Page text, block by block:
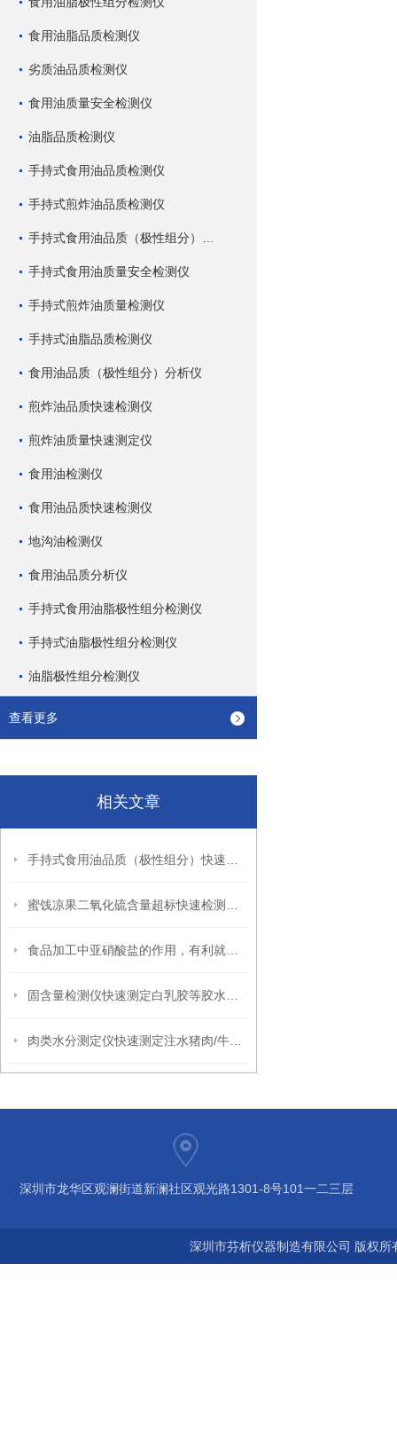
食用油脂品质检测仪
劣质油品质检测仪
食用油质量安全检测仪
油脂品质检测仪
手持式食用油品质检测仪
手持式煎炸油品质检测仪
手持式食用油质量安全检测仪
手持式煎炸油质量检测仪
手持式油脂品质检测仪
食用油品质（极性组分）分析仪
煎炸油品质快速检测仪
煎炸油质量快速测定仪
食用油检测仪
食用油品质快速检测仪
地沟油检测仪
食用油品质分析仪
手持式食用油脂极性组分检测仪
手持式油脂极性组分检测仪
油脂极性组分检测仪
查看更多
相关文章
深圳市龙华区观澜街道新澜社区观光路1301-8号101一二三层
深圳市芬析仪器制造有限公司 版权